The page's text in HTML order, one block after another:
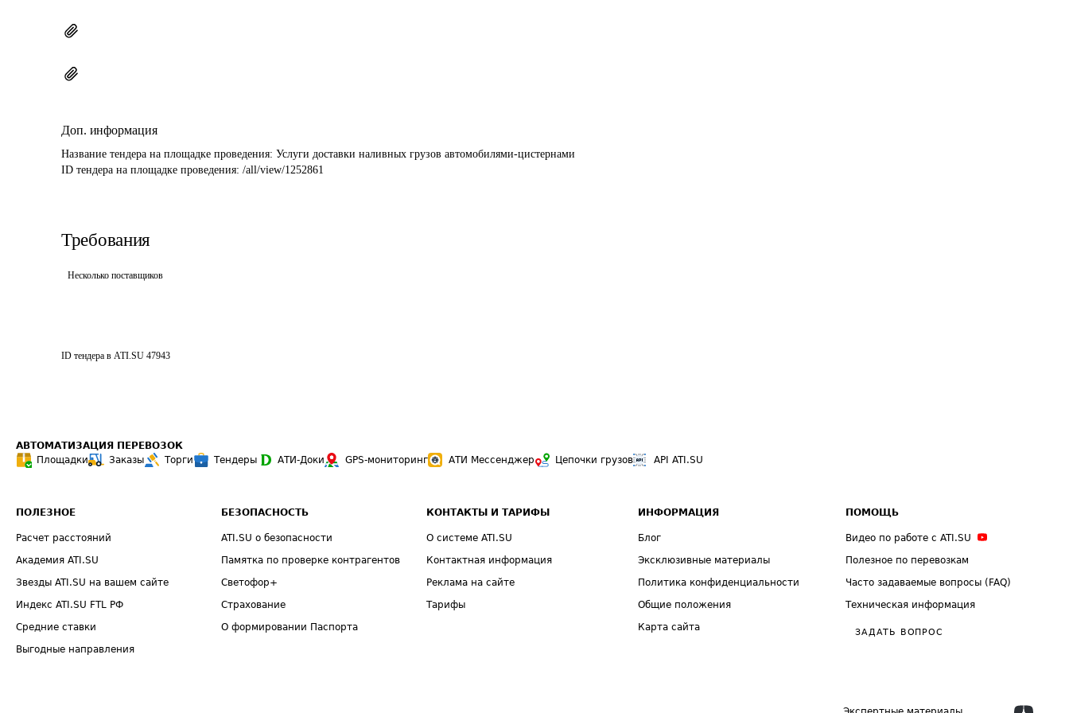
Доп. информация
Название тендера на площадке проведения: Услуги доставки наливных грузов автомобилями-цистернами
ID тендера на площадке проведения: /all/view/1252861
Требования
Несколько поставщиков
ID тендера в ATI.SU 47943
АВТОМАТИЗАЦИЯ ПЕРЕВОЗОК
Площадки
Заказы Торги Тендеры АТИ-Доки GPS-мониторинг АТИ Мессенджер Цепочки грузов API ATI.SU
ПОЛЕЗНОЕ
Расчет расстояний
Академия ATI.SU
Звезды ATI.SU на вашем сайте
Индекс ATI.SU FTL РФ
Средние ставки
Выгодные направления
БЕЗОПАСНОСТЬ
ATI.SU о безопасности
Памятка по проверке контрагентов
Светофор+
Страхование
О формировании Паспорта
КОНТАКТЫ И ТАРИФЫ
О системе ATI.SU
Контактная информация
Реклама на сайте
Тарифы
ИНФОРМАЦИЯ
Блог
Эксклюзивные материалы
Политика конфиденциальности
Общие положения
Карта сайта
ПОМОЩЬ
Видео по работе с ATI.SU
Полезное по перевозкам
Часто задаваемые вопросы (FAQ)
Техническая информация
ЗАДАТЬ ВОПРОС